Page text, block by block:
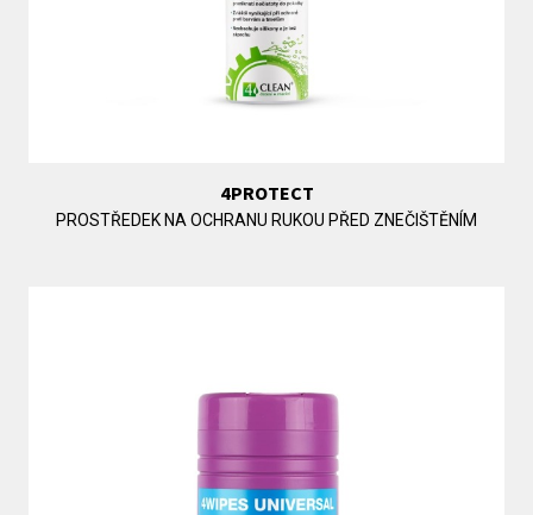
4PROTECT
PROSTŘEDEK NA OCHRANU RUKOU PŘED ZNEČIŠTĚNÍM